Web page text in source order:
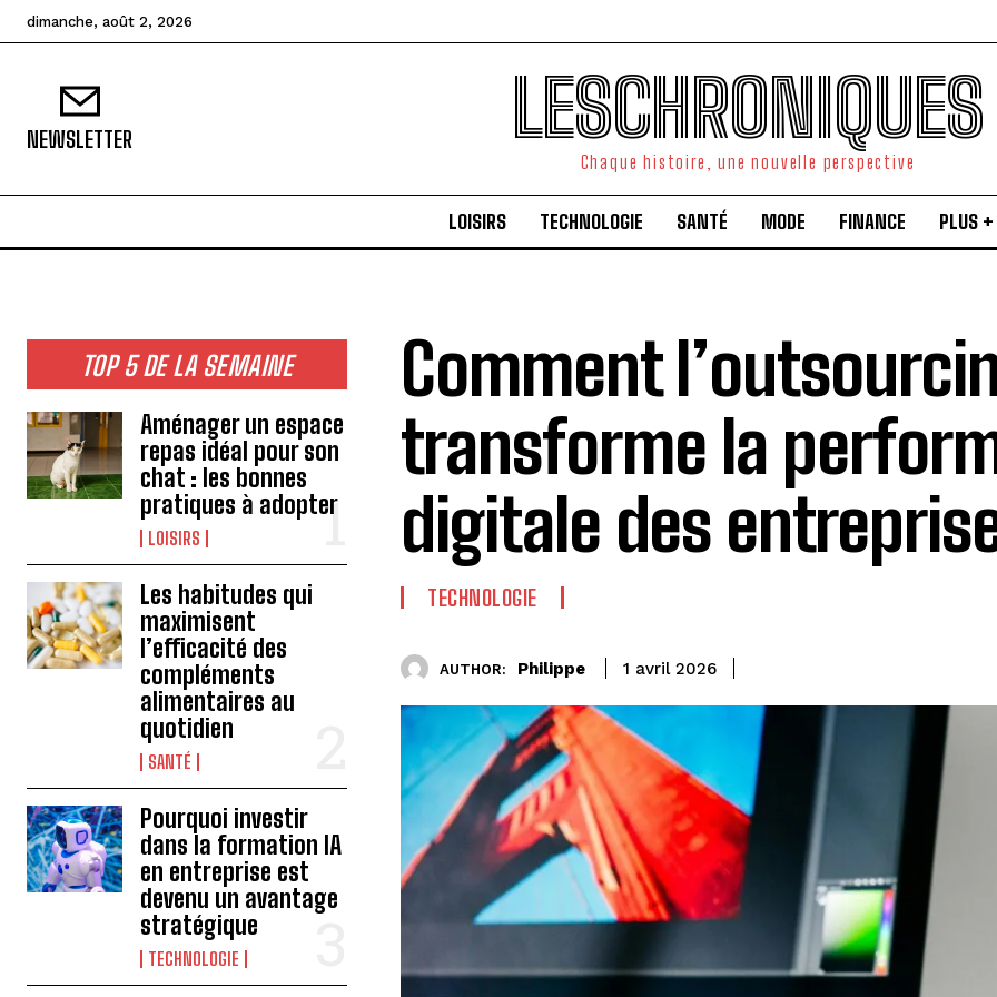
dimanche, août 2, 2026
NEWSLETTER LESCHRONIQUES
Chaque histoire, une nouvelle perspective
LOISIRS TECHNOLOGIE SANTÉ MODE FINANCE PLUS +
TOP 5 DE LA SEMAINE
Aménager un espace
repas idéal pour son
chat : les bonnes
pratiques à adopter
LOISIRS
Les habitudes qui
maximisent
l’efficacité des
compléments
alimentaires au
quotidien
SANTÉ
Pourquoi investir
dans la formation IA
en entreprise est
devenu un avantage
stratégique
TECHNOLOGIE
Comment
transforme la
digitale des
TECHNOLOGIE
AUTHOR: Philippe 1 avril 2026